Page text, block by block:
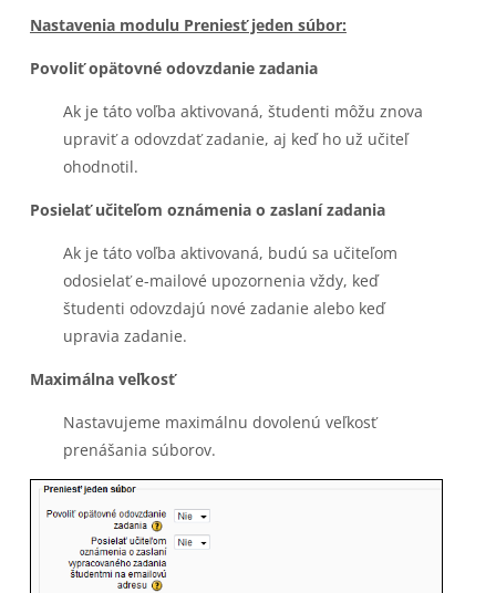
Nastavenia modulu Preniesť jeden súbor:
Povoliť opätovné odovzdanie zadania
Ak je táto voľba aktivovaná, študenti môžu znova
upraviť a odovzdať zadanie, aj keď ho už učiteľ
ohodnotil.
Posielať učiteľom oznámenia o zaslaní zadania
Ak je táto voľba aktivovaná, budú sa učiteľom
odosielať e-mailové upozornenia vždy, keď
študenti odovzdajú nové zadanie alebo keď
upravia zadanie.
Maximálna veľkosť
Nastavujeme maximálnu dovolenú veľkosť
prenášania súborov.